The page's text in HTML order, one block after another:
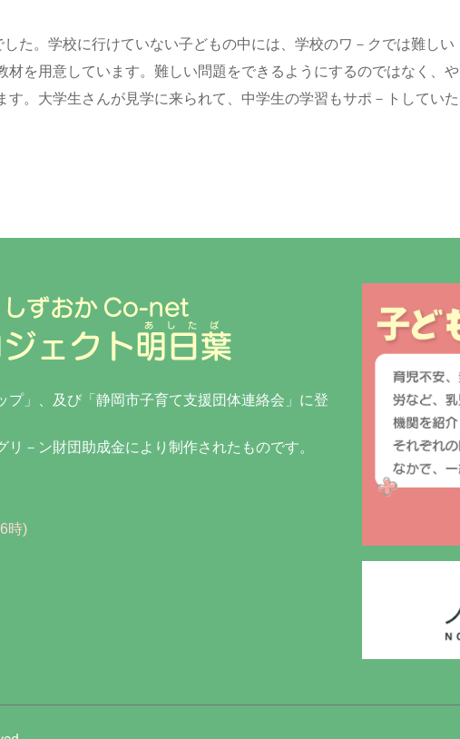
た。学校に行けていない子どもの中には、学校のワ－クでは難しい
材を用意しています。難しい問題をできるようにするのではなく、や
す。大学生さんが見学に来られて、中学生の学習もサポ－トしていた
」、及び「静岡市子育て支援団体連絡会」に登
－ン財団助成金により制作されたものです。
時)